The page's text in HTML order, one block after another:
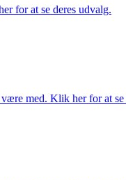
for at se deres udvalg.
med. Klik her for at se